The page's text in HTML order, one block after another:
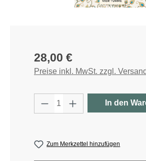
Regulärer Preis:
28,00 €
Preise inkl. MwSt. zzgl.
Produkt Anzahl: Gib
In den
Zum Merkzettel hinzufügen